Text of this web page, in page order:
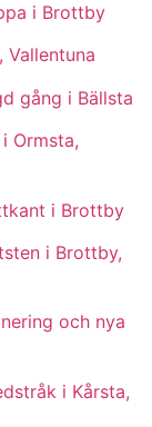
i Brottby
gång i Bällsta
Ormsta,
i Brottby
i Brottby,
och nya
i Kårsta,